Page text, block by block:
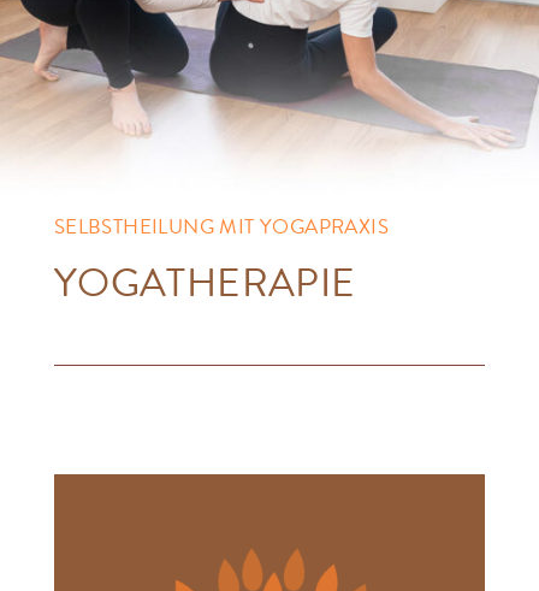
SELBSTHEILUNG MIT YOGAPRAXIS
YOGATHERAPIE